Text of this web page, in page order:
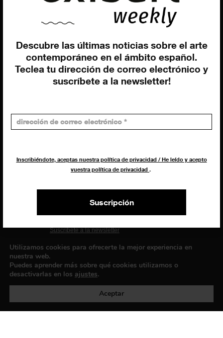
Descubre las últimas noticias sobre el arte
contemporáneo en el ámbito español.
Teclea tu dirección de correo electrónico y
suscríbete a la newsletter!
Inscribiéndote, aceptas nuestra política de privacidad / He leído y acepto
vuestra política de privacidad .
Suscripción
Evelyn Parretti
Marketing
Programación y diseño web
Giovanni Costante
AVINGUDA ROMA, 12
08015 BARCELONA
Suscríbete a la newsletter
Política de privacidad
Utilizamos cookies para ofrecerte la mejor experiencia en
nuestra web.
Puedes aprender más sobre qué cookies utilizamos o
desactivarlas en los ajustes.
Aceptar